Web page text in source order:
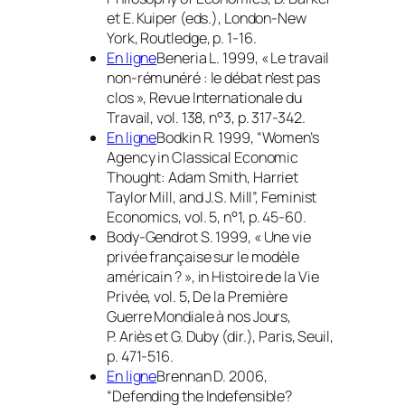
et E. Kuiper (eds.), London-New
York, Routledge, p. 1-16.
En ligneBeneria L. 1999, « Le travail
non-rémunéré : le débat n’est pas
clos », Revue Internationale du
Travail, vol. 138, n°3, p. 317-342.
En ligneBodkin R. 1999, “Women’s
Agency in Classical Economic
Thought: Adam Smith, Harriet
Taylor Mill, and J.S. Mill”, Feminist
Economics, vol. 5, n°1, p. 45-60.
Body-Gendrot S. 1999, « Une vie
privée française sur le modèle
américain ? », inHistoire de la Vie
Privée, vol. 5,De la Première
Guerre Mondiale à nos Jours,
P. Ariès et G. Duby (dir.), Paris, Seuil,
p. 471-516.
En ligneBrennan D. 2006,
“Defending the Indefensible?